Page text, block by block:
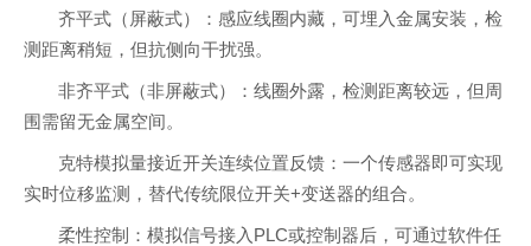
齐平式（屏蔽式）：感应线圈内藏，可埋入金属安装，检
测距离稍短，但抗侧向干扰强。
非齐平式（非屏蔽式）：线圈外露，检测距离较远，但周
围需留无金属空间。
克特模拟量接近开关连续位置反馈：一个传感器即可实现
实时位移监测，替代传统限位开关+变送器的组合。
柔性控制：模拟信号接入PLC或控制器后，可通过软件任